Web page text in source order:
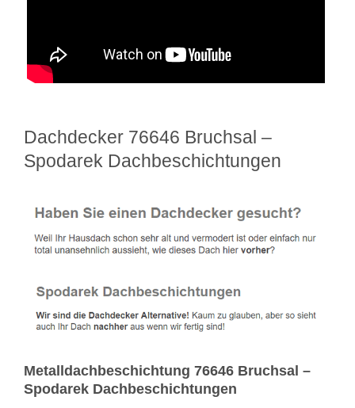
Dachdecker 76646 Bruchsal –
Spodarek Dachbeschichtungen
Metalldachbeschichtung 76646 Bruchsal –
Spodarek Dachbeschichtungen